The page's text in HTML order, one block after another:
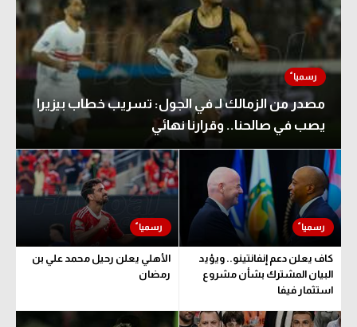
مصدر من الزمالك لـ في الجول: تسريب خطاب بيزيرا
يصب في صالحنا.. وقرارنا نهائي
كاف يعلن دعم إنفانتينو.. ويؤيد
البيان المشترك بشأن مشروع
استثمار فيفا
الأهلي يعلن رحيل محمد علي بن
رمضان